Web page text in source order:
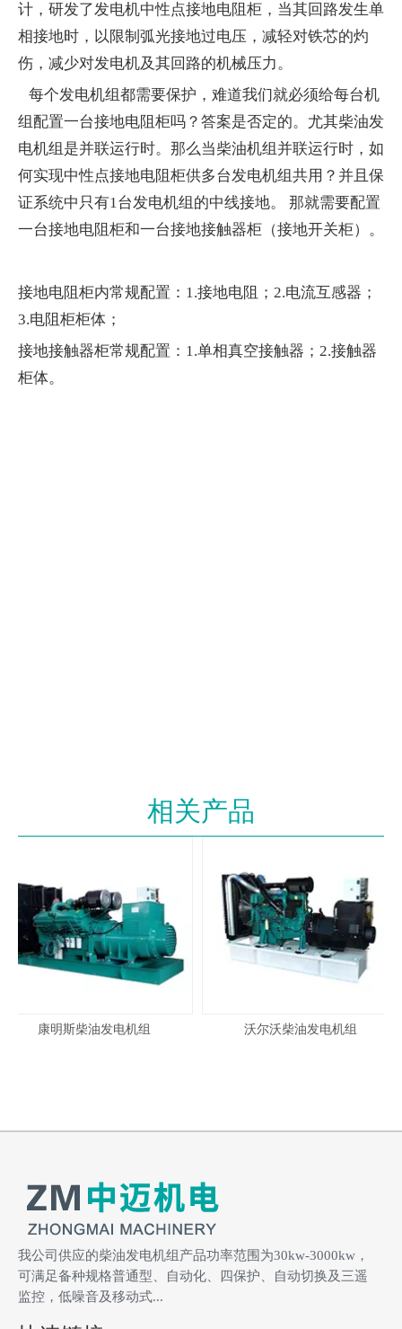
计，研发了发电机中性点接地电阻柜，当其回路发生单
相接地时，以限制弧光接地过电压，减轻对铁芯的灼
伤，减少对发电机及其回路的机械压力。
每个发电机组都需要保护，难道我们就必须给每台机
组配置一台接地电阻柜吗？答案是否定的。尤其柴油发
电机组是并联运行时。那么当柴油机组并联运行时，如
何实现中性点接地电阻柜供多台发电机组共用？并且保
证系统中只有1台发电机组的中线接地。 那就需要配置
一台接地电阻柜和一台接地接触器柜（接地开关柜）。
接地电阻柜内常规配置：1.接地电阻；2.电流互感器；
3.电阻柜柜体；
接地接触器柜常规配置：1.单相真空接触器；2.接触器
柜体。
相关产品
康明斯柴油发电机组 沃尔沃柴油发电机组
我公司供应的柴油发电机组产品功率范围为30kw-3000kw，
可满足备种规格普通型、自动化、四保护、自动切换及三遥
监控，低噪音及移动式...